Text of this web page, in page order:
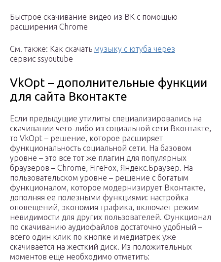
Быстрое скачивание видео из ВК с помощью
расширения Chrome
См. также: Как скачать музыку с ютуба через
сервис ssyoutube
VkOpt – дополнительные функции
для сайта Вконтакте
Если предыдущие утилиты специализировались на
скачивании чего-либо из социальной сети Вконтакте,
то VkOpt – решение, которое расширяет
функциональность социальной сети. На базовом
уровне – это все тот же плагин для популярных
браузеров – Chrome, FireFox, Яндекс.Браузер. На
пользовательском уровне – решение с богатым
функционалом, которое модернизирует Вконтакте,
дополняя ее полезными функциями: настройка
оповещений, экономия трафика, включает режим
невидимости для других пользователей. Функционал
по скачиванию аудиофайлов достаточно удобный –
всего один клик по кнопке и медиатрек уже
скачивается на жесткий диск. Из положительных
моментов еще необходимо отметить: